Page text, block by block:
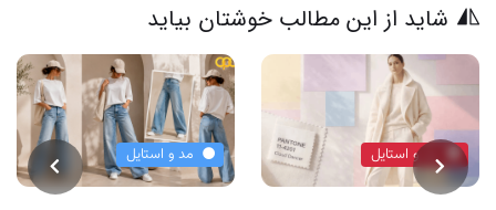
شاید از این مطالب خوشتان بیاید
مد و استایل مد و استایل